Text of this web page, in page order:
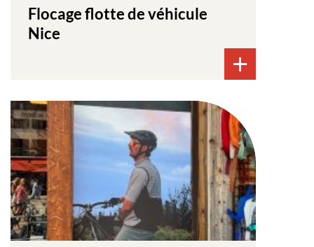
Flocage flotte de véhicule
Nice